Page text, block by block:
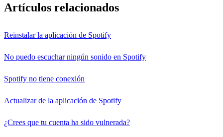
Artículos relacionados
Reinstalar la aplicación de Spotify
No puedo escuchar ningún sonido en Spotify
Spotify no tiene conexión
Actualizar de la aplicación de Spotify
¿Crees que tu cuenta ha sido vulnerada?